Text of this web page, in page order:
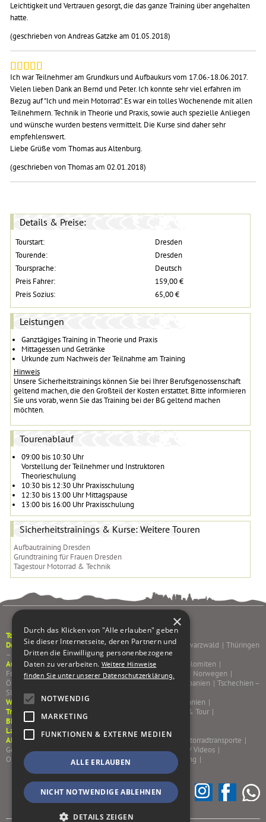
Leichtigkeit und Vertrauen gesorgt, die das ganze Training über angehalten
hatte.
(geschrieben von Andreas Gatzke am 01.05.2018)
Ich war Teilnehmer am Grundkurs und Aufbaukurs vom 17.06.-18.06.2017.
Vielen lieben Dank an Bernd und Peter. Ich konnte sehr viel erfahren im
Bezug auf "Ich und mein Motorrad". Es war ein tolles Wochenende mit allen
Teilnehmern. Technik in Theorie und Praxis, sowie auch spezielle Anliegen
und wünsche wurden bestens vermittelt. Die Kurse sind daher sehr
empfehlenswert.
Liebe Grüße vom Thomas aus Altenburg.
(geschrieben von Thomas am 02.01.2018)
Details & Preise:
Tourstart:
Dresden
Tourende:
Dresden
Toursprache:
Deutsch
Preis Fahrer:
159,00 €
Preis Sozius:
65,00 €
Leistungen
Ganztägiges Training in Theorie und Praxis
Mittagessen und Getränke
Urkunde zum Nachweis der Teilnahme am Training
Hinweis
Unsere Sicherheitstrainings können Sie bei Ihrer Berufsgenossenschaft
geltend machen, die den Großteil der Kosten erstattet. Bitte informieren
Sie uns vorab, wenn Sie das Training bei der BG geltend machen
möchten.
Tourenablauf
09:00 bis 10:30 Uhr
Vorstellung der Teilnehmer und Instruktoren
Theorieschulung
10:30 bis 12:30 Uhr Praxisschulung
12:30 bis 13:00 Uhr Mittagspause
13:00 bis 16:00 Uhr Praxisschulung
Sicherheitstrainings & Kurse: Weitere Touren
Aufbautraining Dresden
Grundtraining für Frauen Dresden
Tagestour Motorrad & Technik
Tourenkalender
Deutschland Pfälzerwald & Weinstraße | Sachsen | Schwarzwald | Thüringen
– Rhön – Spessart |
Ausland Albanien – Bulgarien – Rumänien | Alpen & Dolomiten |
Frankreich | Griechenland | Italien | Korsika – Sardinien Norwegen |
Österreich
Schweiz Spanien | Tschechien –
Slowakei
Winterfluchten Marokko Spanien |
Trainings/Kurse Sicherheitstrainings & Kurse Training & Tour |
BMW Motorrad Sachsen
Last Minute %
Almoto AGB | Jobs – Wir suchen dich! | Gutscheine Motorradtransporte |
Gepäcktransport | Leistungen | Team | Reiseblog/ Bilder/ Videos |
Onlineshop
Kontakt Impressum | Datenschutzerklärung |
×
Durch das Klicken von "Alle erlauben" geben
Sie dieser Internetseite, deren Partnern und
Dritten die Einwilligung personenbezogene
Daten zu verarbeiten. Weitere Hinweise
finden Sie unter unserer Datenschutzerklärung.
NOTWENDIG
MARKETING
FUNKTIONEN & EXTERNE MEDIEN
ALLE ERLAUBEN
NICHT NOTWENDIGE ABLEHNEN
DETAILS ZEIGEN